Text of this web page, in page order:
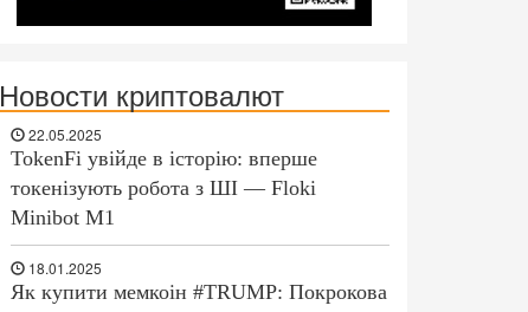
Новости криптовалют
22.05.2025
TokenFi увійде в історію: вперше
токенізують робота з ШІ — Floki
Minibot M1
18.01.2025
Як купити мемкоін #TRUMP: Покрокова